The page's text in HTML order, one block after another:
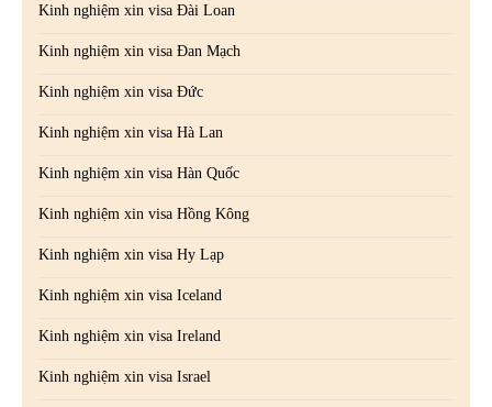
Kinh nghiệm xin visa Đài Loan
Kinh nghiệm xin visa Đan Mạch
Kinh nghiệm xin visa Đức
Kinh nghiệm xin visa Hà Lan
Kinh nghiệm xin visa Hàn Quốc
Kinh nghiệm xin visa Hồng Kông
Kinh nghiệm xin visa Hy Lạp
Kinh nghiệm xin visa Iceland
Kinh nghiệm xin visa Ireland
Kinh nghiệm xin visa Israel